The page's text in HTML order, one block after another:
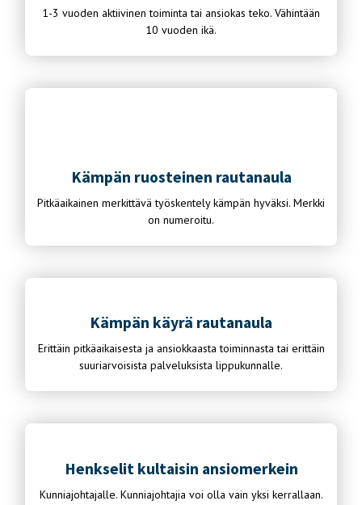
1-3 vuoden aktiivinen toiminta tai ansiokas teko. Vähintään
10 vuoden ikä.
Kämpän ruosteinen rautanaula
Pitkäaikainen merkittävä työskentely kämpän hyväksi. Merkki
on numeroitu.
Kämpän käyrä rautanaula
Erittäin pitkäaikaisesta ja ansiokkaasta toiminnasta tai erittäin
suuriarvoisista palveluksista lippukunnalle.
Henkselit kultaisin ansiomerkein
Kunniajohtajalle. Kunniajohtajia voi olla vain yksi kerrallaan.